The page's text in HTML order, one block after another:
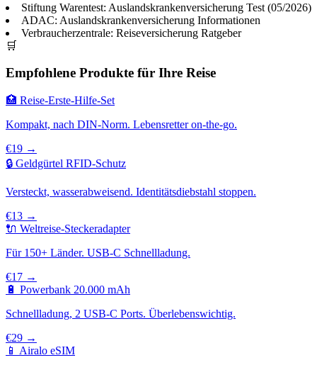
Stiftung Warentest: Auslandskrankenversicherung Test (05/2026)
ADAC: Auslandskrankenversicherung Informationen
Verbraucherzentrale: Reiseversicherung Ratgeber
🛒
Empfohlene Produkte für Ihre Reise
🏥 Reise-Erste-Hilfe-Set
Kompakt, nach DIN-Norm. Lebensretter on-the-go.
€19 →
🔒 Geldgürtel RFID-Schutz
Versteckt, wasserabweisend. Identitätsdiebstahl stoppen.
€13 →
🔌 Weltreise-Steckeradapter
Für 150+ Länder. USB-C Schnellladung.
€17 →
🔋 Powerbank 20.000 mAh
Schnellladung, 2 USB-C Ports. Überlebenswichtig.
€29 →
📱 Airalo eSIM